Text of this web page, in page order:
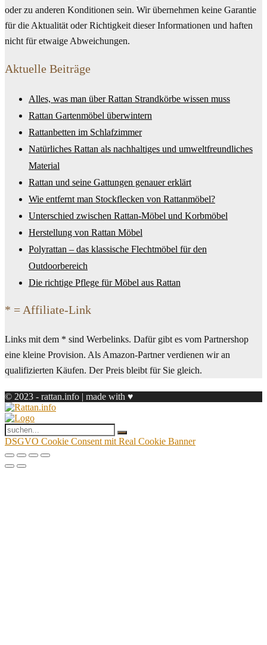
oder zu anderen Konditionen sein. Wir übernehmen keine Garantie
für die Aktualität oder Richtigkeit dieser Informationen und haften
nicht für etwaige Abweichungen.
Aktuelle Beiträge
Alles, was man über Rattan Strandkörbe wissen muss
Rattan Gartenmöbel überwintern
Rattanbetten im Schlafzimmer
Natürliches Rattan als nachhaltiges und umweltfreundliches
Material
Rattan und seine Gattungen genauer erklärt
Wie entfernt man Stockflecken von Rattanmöbel?
Unterschied zwischen Rattan-Möbel und Korbmöbel
Herstellung von Rattan Möbel
Polyrattan – das klassische Flechtmöbel für den
Outdoorbereich
Die richtige Pflege für Möbel aus Rattan
* = Affiliate-Link
Links mit dem * sind Werbelinks. Dafür gibt es vom Partnershop
eine kleine Provision. Als Amazon-Partner verdienen wir an
qualifizierten Käufen. Der Preis bleibt für Sie gleich.
© 2023 - rattan.info | made with ♥
DSGVO Cookie Consent mit Real Cookie Banner